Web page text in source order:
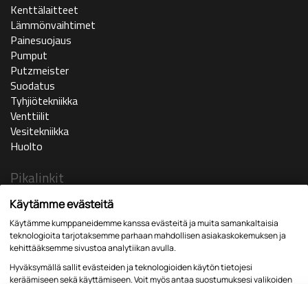
Kenttälaitteet
Lämmönvaihtimet
Painesuojaus
Pumput
Putzmeister
Suodatus
Tyhjiötekniikka
Venttiilit
Vesitekniikka
Huolto
Pikalinkit
Ajankohtaista
Yritys
In english
Huoltopyyntö
Yhteystiedot
Lomakkeet
Käytämme evästeitä
Käytämme kumppaneidemme kanssa evästeitä ja muita samankaltaisia
teknologioita tarjotaksemme parhaan mahdollisen asiakaskokemuksen ja
kehittääksemme sivustoa analytiikan avulla.
Hyväksymällä sallit evästeiden ja teknologioiden käytön tietojesi
keräämiseen sekä käyttämiseen. Voit myös antaa suostumuksesi valikoiden